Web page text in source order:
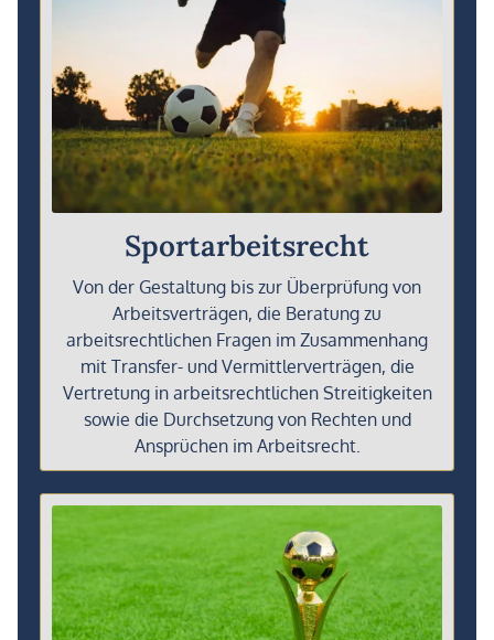
Sportarbeitsrecht
Von der Gestaltung bis zur Überprüfung von
Arbeitsverträgen, die Beratung zu
arbeitsrechtlichen Fragen im Zusammenhang
mit Transfer- und Vermittlerverträgen, die
Vertretung in arbeitsrechtlichen Streitigkeiten
sowie die Durchsetzung von Rechten und
Ansprüchen im Arbeitsrecht.